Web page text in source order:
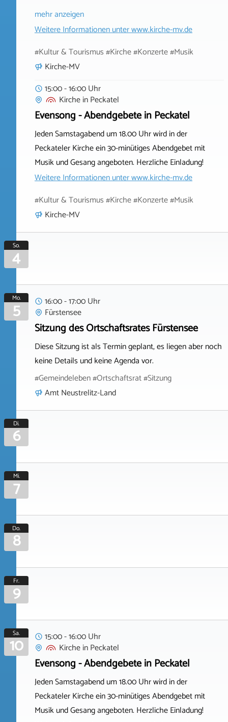
mehr anzeigen
Weitere Informationen unterwww.kirche-mv.de
#Kultur & Tourismus #Kirche #Konzerte #Musik
Kirche-MV
15:00 - 16:00 Uhr
KircheinPeckatel
Evensong - Abendgebete in Peckatel
Jeden Samstagabend um 18.00 Uhr wird in der
Peckateler Kirche ein 30-minütiges Abendgebet mit
Musik und Gesang angeboten. Herzliche Einladung!
Weitere Informationen unterwww.kirche-mv.de
#Kultur & Tourismus #Kirche #Konzerte #Musik
Kirche-MV
So.
4
Mo.
5
16:00 - 17:00 Uhr
Fürstensee
Sitzung des Ortschaftsrates Fürstensee
Diese Sitzung ist als Termin geplant, es liegen aber noch
keine Details und keine Agenda vor.
#Gemeindeleben #Ortschaftsrat #Sitzung
Amt Neustrelitz-Land
Di.
6
Mi.
7
Do.
8
Fr.
9
Sa.
10
15:00 - 16:00 Uhr
KircheinPeckatel
Evensong - Abendgebete in Peckatel
Jeden Samstagabend um 18.00 Uhr wird in der
Peckateler Kirche ein 30-minütiges Abendgebet mit
Musik und Gesang angeboten. Herzliche Einladung!